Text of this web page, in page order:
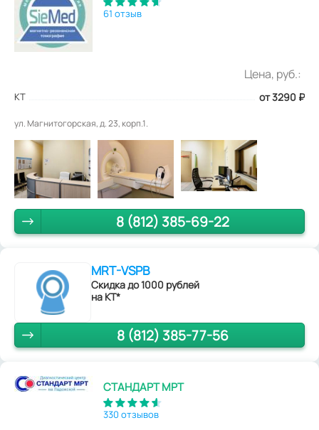
61 отзыв
Цена, руб.:
КТ от 3290 ₽
ул. Магнитогорская, д. 23, корп.1.
8 (812) 385-69-22
MRT-VSPB
Скидка до 1000 рублей
на КТ*
8 (812) 385-77-56
СТАНДАРТ МРТ
330 отзывов